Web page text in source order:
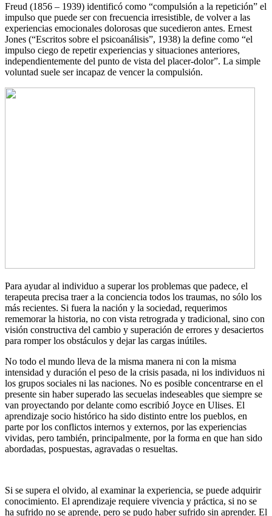
Freud (1856 – 1939) identificó como “compulsión a la repetición” el
impulso que puede ser con frecuencia irresistible, de volver a las
experiencias emocionales dolorosas que sucedieron antes. Ernest
Jones (“Escritos sobre el psicoanálisis”, 1938) la define como “el
impulso ciego de repetir experiencias y situaciones anteriores,
independientemente del punto de vista del placer-dolor”. La simple
voluntad suele ser incapaz de vencer la compulsión.
Para ayudar al individuo a superar los problemas que padece, el
terapeuta precisa traer a la conciencia todos los traumas, no sólo los
más recientes. Si fuera la nación y la sociedad, requerimos
rememorar la historia, no con vista retrograda y tradicional, sino con
visión constructiva del cambio y superación de errores y desaciertos
para romper los obstáculos y dejar las cargas inútiles.
No todo el mundo lleva de la misma manera ni con la misma
intensidad y duración el peso de la crisis pasada, ni los individuos ni
los grupos sociales ni las naciones. No es posible concentrarse en el
presente sin haber superado las secuelas indeseables que siempre se
van proyectando por delante como escribió Joyce en Ulises. El
aprendizaje socio histórico ha sido distinto entre los pueblos, en
parte por los conflictos internos y externos, por las experiencias
vividas, pero también, principalmente, por la forma en que han sido
abordadas, pospuestas, agravadas o resueltas.
Si se supera el olvido, al examinar la experiencia, se puede adquirir
conocimiento. El aprendizaje requiere vivencia y práctica, si no se
ha sufrido no se aprende, pero se pudo haber sufrido sin aprender. El